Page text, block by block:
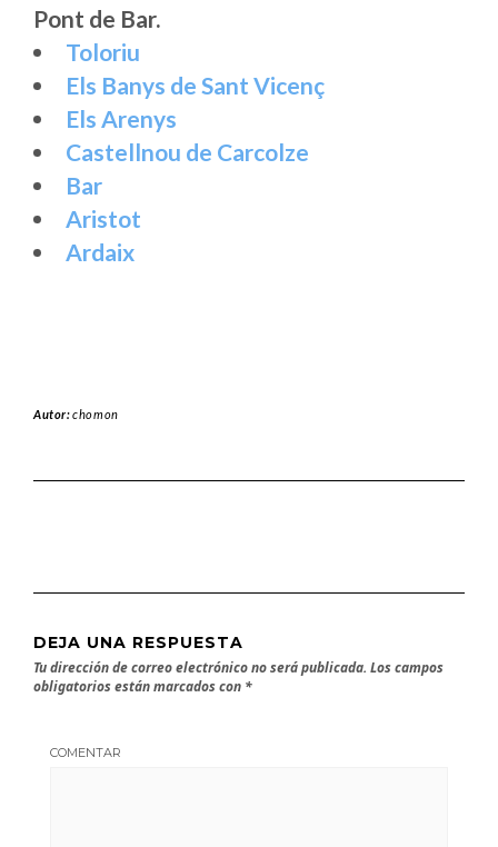
Pont de Bar.
Toloriu
Els Banys de Sant Vicenç
Els Arenys
Castellnou de Carcolze
Bar
Aristot
Ardaix
Autor:chomon
DEJA UNA RESPUESTA
Tu dirección de correo electrónico no será publicada. Los campos
obligatorios están marcados con *
COMENTAR